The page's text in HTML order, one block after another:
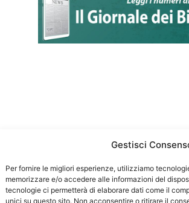
Gestisci
Per fornire le migliori esperienze, utilizziamo
memorizzare e/o accedere alle informazioni del
tecnologie ci permetterà di elaborare dati come il
unici su questo sito. Non acconsentire o ritirare il
80069130583